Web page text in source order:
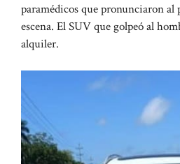
paramédicos que pronunciaron al
escena. El SUV que golpeó al
alquiler.